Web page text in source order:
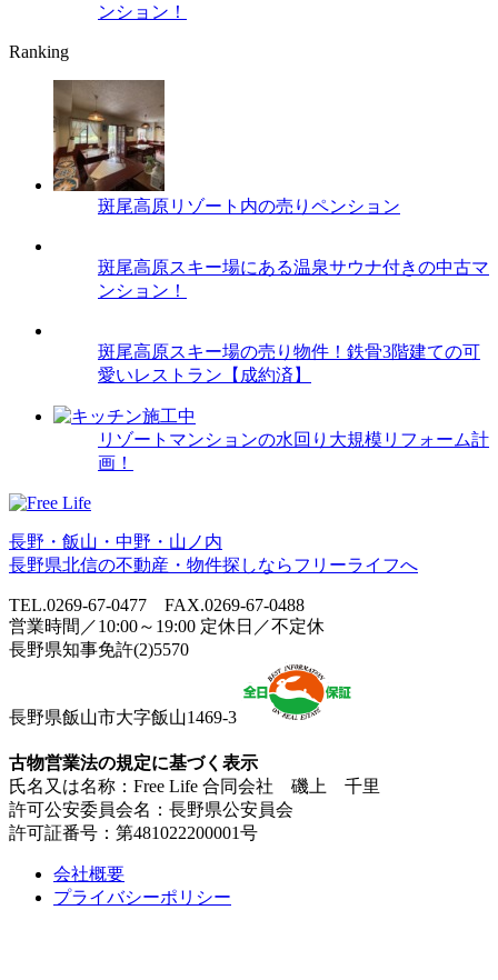
ンション！
Ranking
斑尾高原リゾート内の売りペンション
斑尾高原スキー場にある温泉サウナ付きの中古マ
ンション！
斑尾高原スキー場の売り物件！鉄骨3階建ての可
愛いレストラン【成約済】
リゾートマンションの水回り大規模リフォーム計
画！
長野・飯山・中野・山ノ内
長野県北信の不動産・物件探しならフリーライフへ
TEL.0269-67-0477 FAX.0269-67-0488
営業時間／10:00～19:00 定休日／不定休
長野県知事免許(2)5570
長野県飯山市大字飯山1469-3
古物営業法の規定に基づく表示
氏名又は名称：Free Life 合同会社 磯上 千里
許可公安委員会名：長野県公安員会
許可証番号：第481022200001号
会社概要
プライバシーポリシー